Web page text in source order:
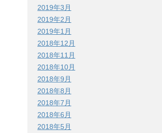
2019年3月
2019年2月
2019年1月
2018年12月
2018年11月
2018年10月
2018年9月
2018年8月
2018年7月
2018年6月
2018年5月